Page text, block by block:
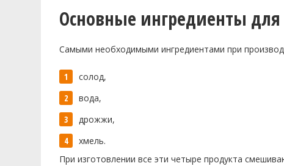
Основные ингредиенты
Самыми необходимыми ингредиентами при
солод,
вода,
дрожжи,
хмель.
При изготовлении все эти четыре продукта